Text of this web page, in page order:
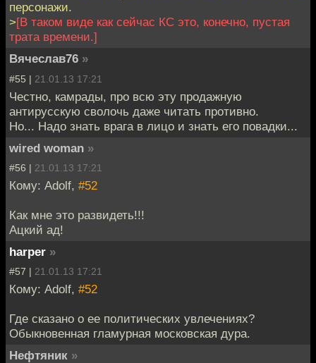
персонажи.
>[В таком виде как сейчас КС это, конечно, пустая
трата времени.]
Вячеслав76 »
#55 | 21.01.13 17:21
Честно, камрады, про всю эту продажную
антирусскую сволочь даже читать противно.
Но... Надо знать врага в лицо и знать его повадки...
wired woman »
#56 | 21.01.13 17:21
Кому: Adolf, #52
Как мне это развидеть!!!
Ацкий ад!
harper »
#57 | 21.01.13 17:21
Кому: Adolf, #52
Где сказано о ее политических увлечениях?
Обыкновенная гламурная московская дура.
Нефтяник »